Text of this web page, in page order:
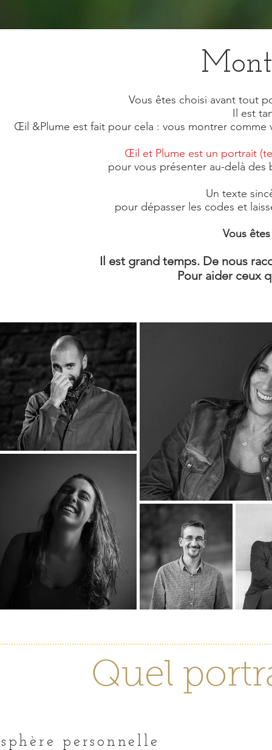
Vous êtes choisi avant tout
Il est
Œil &Plume est fait pour cela : vous montrer
Œil et Plume est un portrait
pour vous présenter au-delà des
Un texte
pour dépasser les codes et
Vous
Il est grand temps. De nous
Pour aider ceux
Quel
personnelle